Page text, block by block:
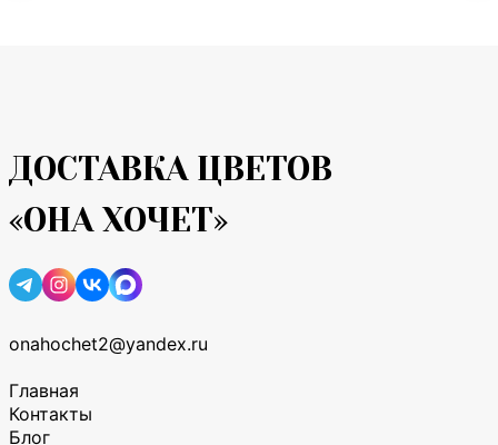
ДОСТАВКА ЦВЕТОВ
«ОНА ХОЧЕТ»
onahochet2@yandex.ru
Главная
Контакты
Блог